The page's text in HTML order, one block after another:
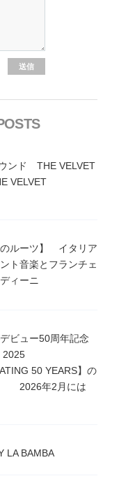
ンド THE VELVET
VELVET
のルーツ】 イタリア
ト音楽とフランチェ
ィーニ
ビュー50周年記念
2025
50 YEARS】の
2026年2月には
LA BAMBA